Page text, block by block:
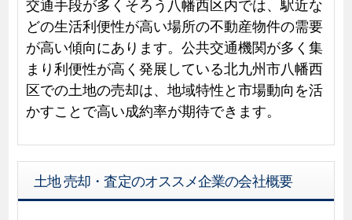
どの生活利便性が高い場所の不動産物件の需要
が高い傾向にあります。公共交通機関が多く集
まり利便性が高く発展している北九州市八幡西
区での土地の売却は、地域特性と市場動向を活
かすことで高い成約率が期待できます。
土地 売却・査定のオススメ企業の会社概要